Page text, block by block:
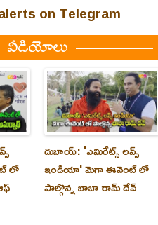
on Telegram
వీడియోలు
లో
దుబాయ్‌: 'ఎమిరేట్స్ లవ్స్
ఇండియా' మెగా ఈవెంట్ లో
పాల్గొన్న బాబా రామ్ దేవ్